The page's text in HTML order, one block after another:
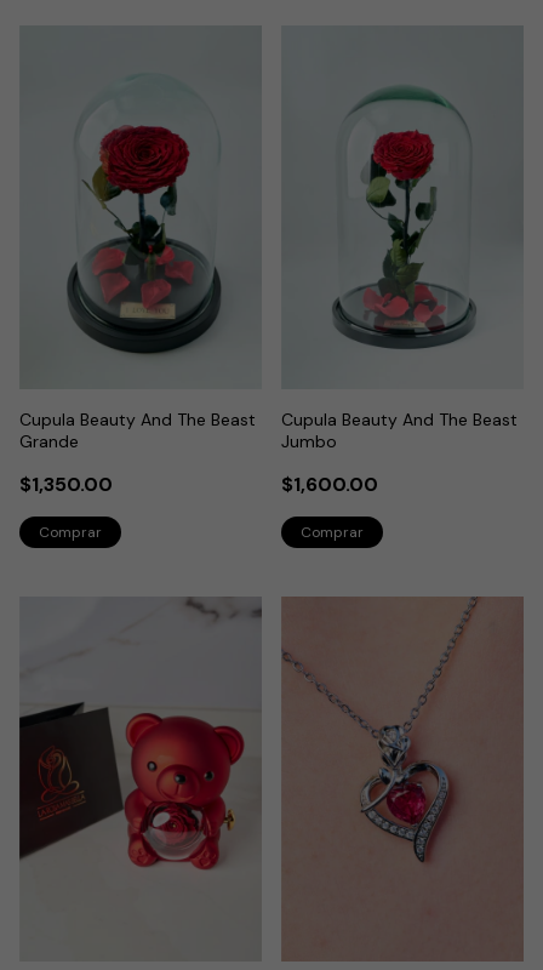
Cupula Beauty And The Beast
Grande
$1,350.00
Cupula Beauty And The Beast
Jumbo
$1,600.00